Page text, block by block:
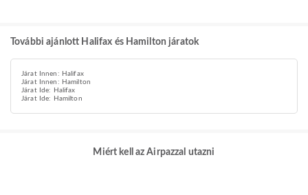
További ajánlott Halifax és Hamilton járatok
Járat Innen: Halifax
Járat Innen: Hamilton
Járat Ide: Halifax
Járat Ide: Hamilton
Miért kell az Airpazzal utazni